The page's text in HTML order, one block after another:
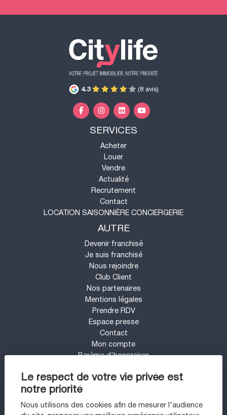
Le respect de votre vie privée est
notre priorité
Nous utilisons des cookies afin de mesurer l'audience
4.3 (8 avis)
SERVICES
Acheter
Louer
Vendre
Actualité
Recrutement
Contact
LOCATION SAISONNIÈRE CONCIERGERIE
AUTRE
Devenir franchisé
Je suis franchisé
Nous rejoindre
Club Client
Nos partenaires
Mentions légales
Prendre RDV
Espace presse
Contact
Mon compte
Barème d'honoraires
UN PROJET IMMOBILIER SUR LE SECTEUR
DE ARCACHON ?
Maison à vendre à Gujan-mestras